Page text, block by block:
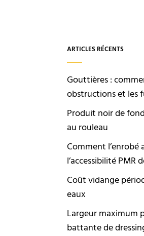
ARTICLES RÉCENTS
Gouttières :
obstructions et les
Produit noir de
au rouleau
Comment l’enrobé
l’accessibilité PMR
Coût vidange
eaux
Largeur maximum
battante de